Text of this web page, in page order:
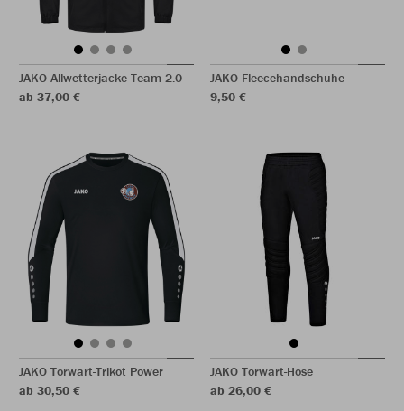
JAKO Allwetterjacke Team 2.0
ab 37,00 €
JAKO Fleecehandschuhe
9,50 €
JAKO Torwart-Trikot Power
ab 30,50 €
JAKO Torwart-Hose
ab 26,00 €